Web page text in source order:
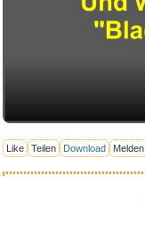
Like Teilen Download Melden